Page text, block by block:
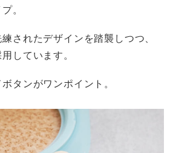
。
されたデザインを踏襲しつつ、
しています。
タンがワンポイント。